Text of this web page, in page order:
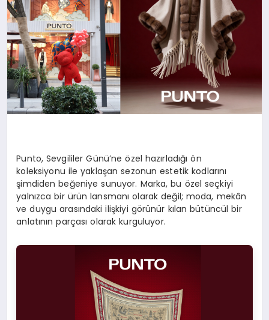
Punto, Sevgililer Günü’ne özel hazırladığı ön
koleksiyonu ile yaklaşan sezonun estetik kodlarını
şimdiden beğeniye sunuyor. Marka, bu özel seçkiyi
yalnızca bir ürün lansmanı olarak değil; moda, mekân
ve duygu arasındaki ilişkiyi görünür kılan bütüncül bir
anlatının parçası olarak kurguluyor.